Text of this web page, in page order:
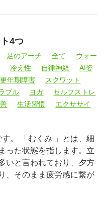
4つ
足のアーチ 全て
ウォー
冷え性 自律神経
AI姿
更年期障害
スクワット
ブル ヨガ
セルフストレ
生活習慣
エクササイ
。 「むくみ 」とは、細
った状態を指します。立
いと言われており、夕方
、そのまま疲労感に繋が